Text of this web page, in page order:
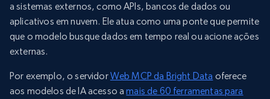
a sistemas externos, como APIs, bancos de dados ou
aplicativos em nuvem. Ele atua como uma ponte que permite
que o modelo busque dados em tempo real ou acione ações
externas.
Por exemplo, o servidorWeb MCP da Bright Data oferece
aos modelos de IA acesso amais de 60 ferramentas para